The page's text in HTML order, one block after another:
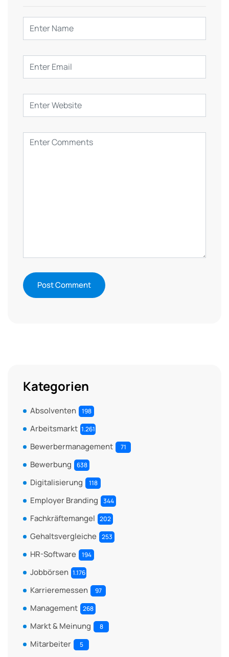
Kategorien
Absolventen 198
Arbeitsmarkt 1.261
Bewerbermanagement 71
Bewerbung 638
Digitalisierung 118
Employer Branding 344
Fachkräftemangel 202
Gehaltsvergleiche 253
HR-Software 194
Jobbörsen 1.176
Karrieremessen 97
Management 268
Markt & Meinung 8
Mitarbeiter 5